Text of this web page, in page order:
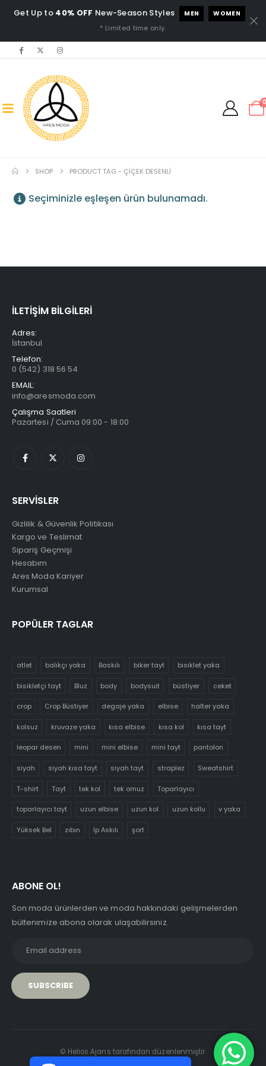
7/24 Canlı Destek
Get Up to 40% OFF New-Season Styles MEN WOMEN
* Limited time only.
SHOP PRODUCT TAG - ÇIÇEK DESENLI
Seçiminizle eşleşen ürün bulunamadı.
İLETİŞİM BİLGİLERİ
Adres:
İstanbul
Telefon:
0 (542) 318 56 54
EMAIL:
info@aresmoda.com
Çalışma Saatleri
Pazartesi / Cuma 09:00 - 18:00
SERVİSLER
Gizlilik & Güvenlik Politikası
Kargo ve Teslimat
Sipariş Geçmişi
Hesabım
Ares Moda Kariyer
Kurumsal
POPÜLER TAGLAR
atlet balıkçı yaka Baskılı biker tayt bisiklet yaka
bisikletçi tayt Bluz body bodysuit büstiyer ceket
crop Crop Büstiyer degaje yaka elbise halter yaka
kolsuz kruvaze yaka kısa elbise kısa kol kısa tayt
leopar desen mini mini elbise mini tayt pantolon
siyah siyah kısa tayt siyah tayt straplez Sweatshirt
T-shirt Tayt tek kol tek omuz Toparlayıcı
toparlayıcı tayt uzun elbise uzun kol uzun kollu v yaka
Yüksek Bel zıbın İp Askılı şort
ABONE OL!
Son moda ürünlerden ve moda hakkındaki gelişmelerden
bültenimize abona olarak ulaşabilirsiniz.
© Helios Ajans tarafından düzenlenmiştir.